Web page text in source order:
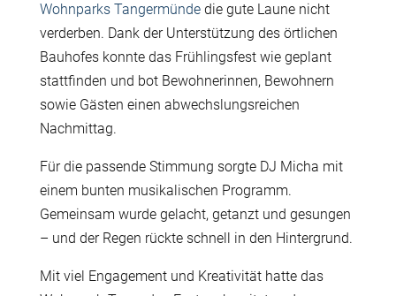
Wohnparks Tangermündedie gute Laune nicht
verderben. Dank der Unterstützung des örtlichen
Bauhofes konnte das Frühlingsfest wie geplant
stattfinden und bot Bewohnerinnen, Bewohnern
sowie Gästen einen abwechslungsreichen
Nachmittag.
Für die passende Stimmung sorgte DJ Micha mit
einem bunten musikalischen Programm.
Gemeinsam wurde gelacht, getanzt und gesungen
– und der Regen rückte schnell in den Hintergrund.
Mit viel Engagement und Kreativität hatte das